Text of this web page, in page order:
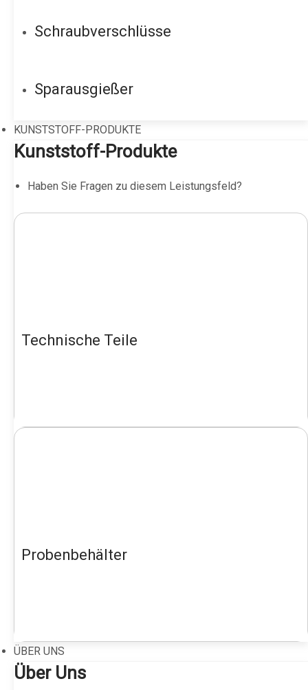
Schraubverschlüsse
Sparausgießer
KUNSTSTOFF-PRODUKTE
Kunststoff-Produkte
Haben Sie Fragen zu diesem Leistungsfeld?
Technische Teile
Probenbehälter
ÜBER UNS
Über Uns